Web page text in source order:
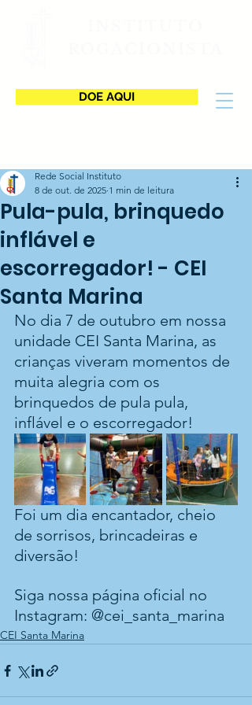
DOE AQUI
Pula-pula, brinquedo
inflável e
escorregador! - CEI
Santa Marina
Rede Social Instituto
8 de out. de 2025 1 min de leitura
No dia 7 de outubro em nossa
unidade CEI Santa Marina, as
crianças viveram momentos de
muita alegria com os
brinquedos de pula pula,
inflável e o escorregador!
Foi um dia encantador, cheio
de sorrisos, brincadeiras e
diversão!
Siga nossa página oficial no
Instagram: @cei_santa_marina
CEI Santa Marina